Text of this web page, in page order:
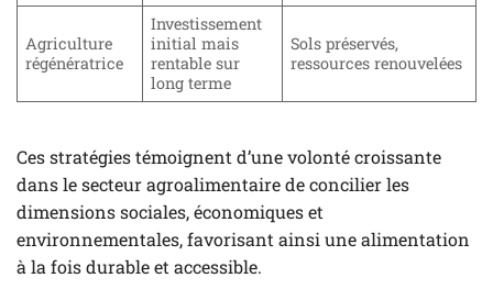
Agriculture
régénératrice
Investissement
initial mais
rentable sur
long terme
Sols préservés,
ressources renouvelées
Ces stratégies témoignent d’une volonté croissante
dans le secteur agroalimentaire de concilier les
dimensions sociales, économiques et
environnementales, favorisant ainsi une alimentation
à la fois durable et accessible.